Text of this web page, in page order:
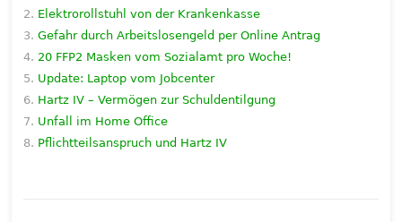
Elektrorollstuhl von der Krankenkasse
Gefahr durch Arbeitslosengeld per Online Antrag
20 FFP2 Masken vom Sozialamt pro Woche!
Update: Laptop vom Jobcenter
Hartz IV – Vermögen zur Schuldentilgung
Unfall im Home Office
Pflichtteilsanspruch und Hartz IV